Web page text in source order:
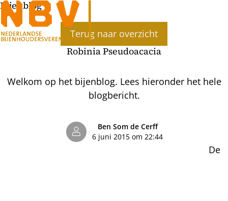
Bijenblog
Terug naar overzicht
Robinia Pseudoacacia
Welkom op het bijenblog. Lees hieronder het hele
blogbericht.
Ben Som de Cerff
6 juni 2015 om 22:44
De